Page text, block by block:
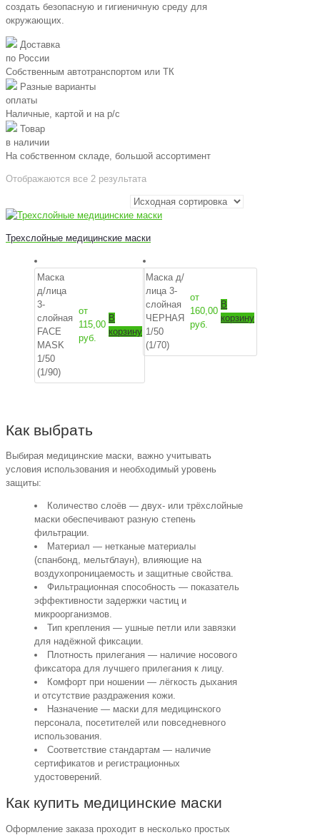
создать безопасную и гигиеничную среду для
окружающих.
Доставка
по России
Собственным автотранспортом или ТК
Разные варианты
оплаты
Наличные, картой и на р/c
Товар
в наличии
На собственном складе, большой ассортимент
Отображаются все 2 результата
Трехслойные медицинские маски
Маска
д/лица
3-
слойная
FACE
MASK
1/50
(1/90)
от
115,00
руб.
В
корзину
Маска д/
лица 3-
слойная
ЧЕРНАЯ
1/50
(1/70)
от
160,00
руб.
В
корзину
Как выбрать
Выбирая медицинские маски, важно учитывать
условия использования и необходимый уровень
защиты:
Количество слоёв — двух- или трёхслойные
маски обеспечивают разную степень
фильтрации.
Материал — нетканые материалы
(спанбонд, мельтблаун), влияющие на
воздухопроницаемость и защитные свойства.
Фильтрационная способность — показатель
эффективности задержки частиц и
микроорганизмов.
Тип крепления — ушные петли или завязки
для надёжной фиксации.
Плотность прилегания — наличие носового
фиксатора для лучшего прилегания к лицу.
Комфорт при ношении — лёгкость дыхания
и отсутствие раздражения кожи.
Назначение — маски для медицинского
персонала, посетителей или повседневного
использования.
Соответствие стандартам — наличие
сертификатов и регистрационных
удостоверений.
Как купить медицинские маски
Оформление заказа проходит в несколько простых